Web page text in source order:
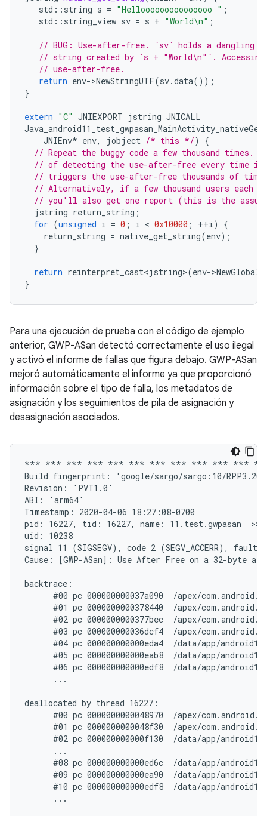
std :: string s = "Hellooooooooooooooo " ;
std :: string_view sv = s + "World\n" ;
// BUG: Use-after-free. `sv` holds a dangling
// string created by `s + "World\n"`.
// use-after-free.
return env->NewStringUTF(sv.data());
}
extern "C" JNIEXPORT jstring JNICALL
JNIEnv* env, jobject /* this */)
{
// Repeat the buggy code a few thousand times.
// of detecting the use-after-free every time it
// triggers the use-after-free thousands of
// Alternatively, if a few thousand users each
// you'll also get one report (this is the
jstring return_string ;
for (unsigned i = 0 ; i < 0x10000 ; ++i)
{
return_string = native_get_string(env);
}
return reinterpret_cast<jstring>(env->
}
Para una ejecución de prueba con el código de ejemplo
anterior, GWP-ASan detectó correctamente el uso ilegal
y activó el informe de fallas que figura debajo. GWP-ASan
mejoró automáticamente el informe ya que proporcionó
información sobre el tipo de falla, los metadatos de
asignación y los seguimientos de pila de asignación y
desasignación asociados.
*** *** *** *** *** *** *** *** *** *** ***
Build fingerprint: 'google/sargo/sargo:10/
Revision: 'PVT1.0'
ABI: 'arm64'
Timestamp: 2020-04-06 18:27:08-0700
pid: 16227, tid: 16227, name: 11.test.gwpasan  >>>
uid: 10238
signal 11 (SIGSEGV), code 2 (SEGV_ACCERR), fault
Cause: [GWP-ASan]: Use After Free on a 32-byte
backtrace:
#00 pc 000000000037a090  /apex/
#01 pc 0000000000378440  /apex/
#02 pc 0000000000377bec  /apex/
#03 pc 000000000036dcf4  /apex/
#04 pc 000000000000eda4  /data/app/
#05 pc 000000000000eab8  /data/app/
#06 pc 000000000000edf8  /data/app/
      ...
deallocated by thread 16227:
#00 pc 0000000000048970  /apex/
#01 pc 0000000000048f30  /apex/
#02 pc 000000000000f130  /data/app/
      ...
#08 pc 000000000000ed6c  /data/app/
#09 pc 000000000000ea90  /data/app/
#10 pc 000000000000edf8  /data/app/
      ...